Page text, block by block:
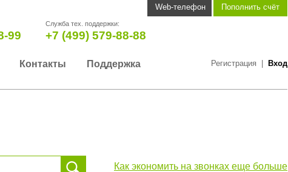
Web-телефон Пополнить счёт
99
Служба тех. поддержки:
+7 (499) 579-88-88
Регистрация Вход
Контакты Поддержка
Как экономить на звонках еще больше